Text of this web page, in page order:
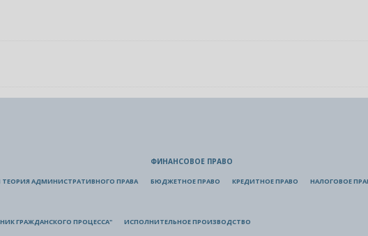
АДМИНИСТРАТИВНОГО ПРАВА
ФИНАНСОВОЕ ПРАВО
БЮДЖЕТНОЕ ПРАВО КРЕДИТНОЕ ПРАВО НАЛОГОВОЕ
ГРАЖДАНСКОГО ПРОЦЕССА" ИСПОЛНИТЕЛЬНОЕ ПРОИЗВОДСТВО